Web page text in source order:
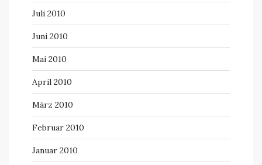
Juli 2010
Juni 2010
Mai 2010
April 2010
März 2010
Februar 2010
Januar 2010